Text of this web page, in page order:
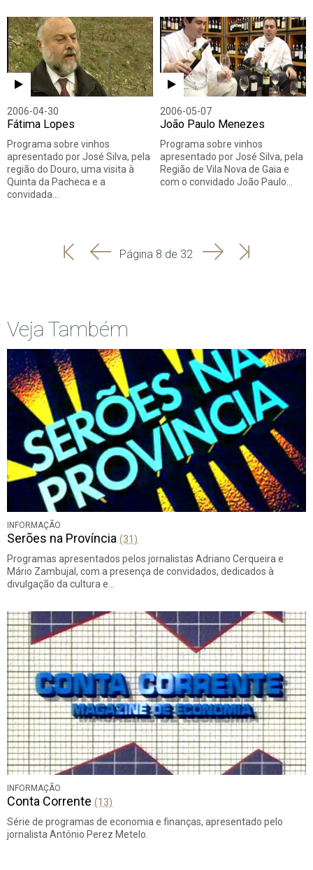
2006-04-30
Fátima Lopes
Programa sobre vinhos
apresentado por José Silva, pela
região do Douro, uma visita à
Quinta da Pacheca e a
convidada…
2006-05-07
João Paulo Menezes
Programa sobre vinhos
apresentado por José Silva, pela
Região de Vila Nova de Gaia e
com o convidado João Paulo…
'
'
Página 8 de 32 SeguinteÚltima
Veja Também
INFORMAÇÃO
Serões na Província (31)
Programas apresentados pelos jornalistas Adriano Cerqueira e
Mário Zambujal, com a presença de convidados, dedicados à
divulgação da cultura e…
INFORMAÇÃO
Conta Corrente (13)
Série de programas de economia e finanças, apresentado pelo
jornalista António Perez Metelo.